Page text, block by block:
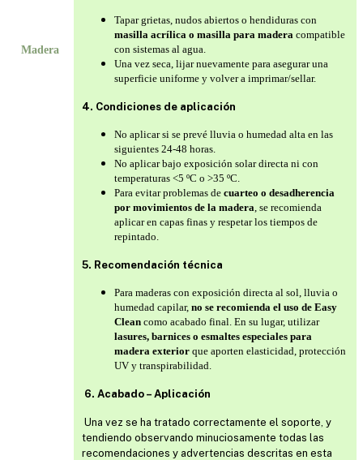
Madera
Tapar grietas, nudos abiertos o hendiduras con
masilla acrílica o masilla para madera compatible
con sistemas al agua.
Una vez seca, lijar nuevamente para asegurar una
superficie uniforme y volver a imprimar/sellar.
4. Condiciones de aplicación
No aplicar si se prevé lluvia o humedad alta en las
siguientes 24-48 horas.
No aplicar bajo exposición solar directa ni con
temperaturas <5 ºC o >35 ºC.
Para evitar problemas de cuarteo o desadherencia
por movimientos de la madera , se recomienda
aplicar en capas finas y respetar los tiempos de
repintado.
5. Recomendación técnica
Para maderas con exposición directa al sol, lluvia o
humedad capilar, no se recomienda el uso de Easy
Clean como acabado final. En su lugar, utilizar
lasures, barnices o esmaltes especiales para
madera exterior que aporten elasticidad, protección
UV y transpirabilidad.
6. Acabado – Aplicación
Una vez se ha tratado correctamente el soporte, y
tendiendo observando minuciosamente todas las
recomendaciones y advertencias descritas en esta